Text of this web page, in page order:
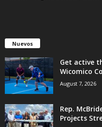
Nuevos
Get active
Wicomico
August 7, 2026
Rep.
Projects